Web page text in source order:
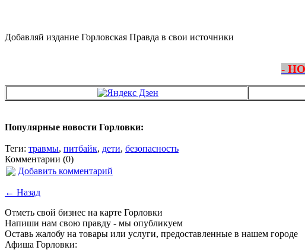
Добавляй издание Горловская Правда в свои источники
-
Популярные новости Горловки:
Теги: травмы, питбайк, дети, безопасность
Комментарии (0)
Добавить комментарий
← Назад
Отметь свой бизнес на карте Горловки
Напиши нам свою правду - мы опубликуем
Оставь жалобу на товары или услуги, предоставленные в нашем городе
Афиша Горловки: